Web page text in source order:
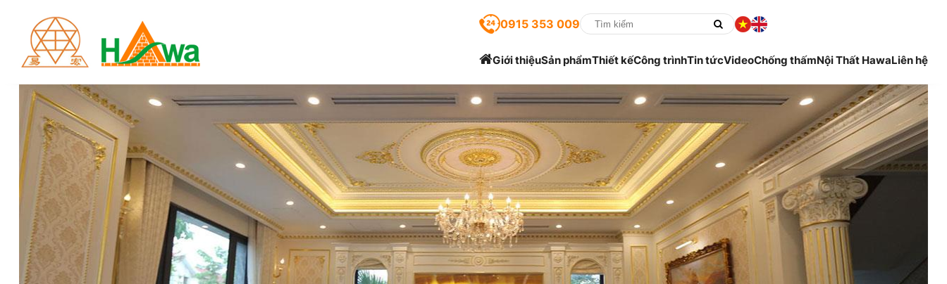
0915 353 009
Giới thiệuSản phẩmThiết kếCông trìnhTin tứcVideoChống thấmNội Thất HawaLiên hệ